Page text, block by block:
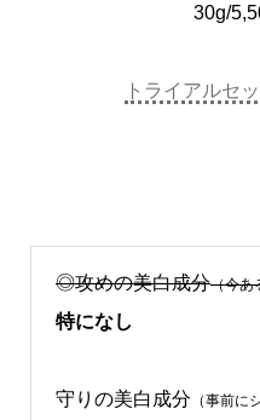
30g/
トライアルセ
◎攻めの美白成分（今あ
特になし
守りの美白成分 （事前に